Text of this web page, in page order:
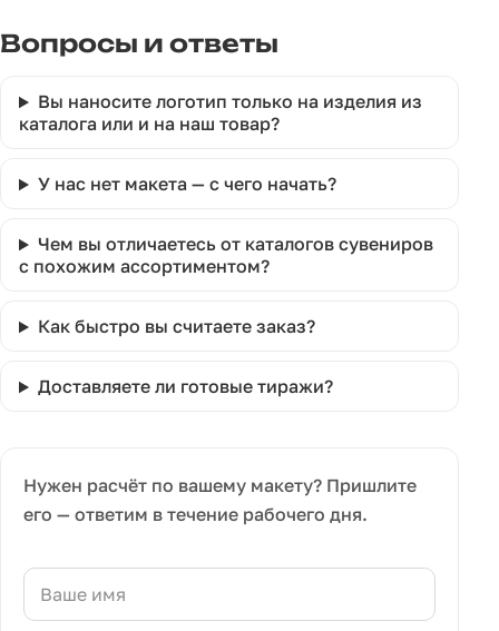
Вопросы и ответы
Вы наносите логотип только на изделия из
каталога или и на наш товар?
У нас нет макета — с чего начать?
Чем вы отличаетесь от каталогов сувениров
с похожим ассортиментом?
Как быстро вы считаете заказ?
Доставляете ли готовые тиражи?
Нужен расчёт по вашему макету? Пришлите
его — ответим в течение рабочего дня.